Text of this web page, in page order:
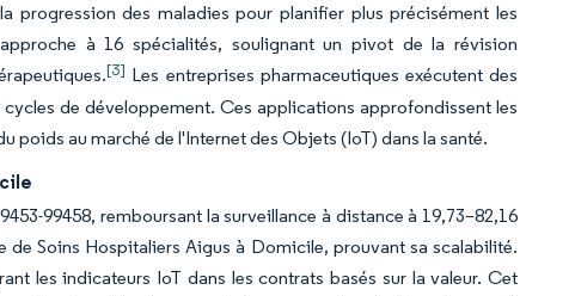
progression des maladies pour planifier plus précisément les
à 16 spécialités, soulignant un pivot de la révision
[3] Les entreprises pharmaceutiques exécutent des
de développement. Ces applications approfondissent les
poids au marché de l'Internet des Objets (IoT) dans la santé.
99458, remboursant la surveillance à distance à 19,73–82,16
Soins Hospitaliers Aigus à Domicile, prouvant sa scalabilité.
les indicateurs IoT dans les contrats basés sur la valeur. Cet